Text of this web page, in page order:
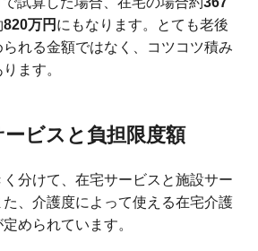
820万円 にもなります。とても老後
れる金額ではなく、コツコツ積み
ます。
ビスと負担限度額
分けて、在宅サービスと施設サー
、介護度によって使える在宅介護
められています。